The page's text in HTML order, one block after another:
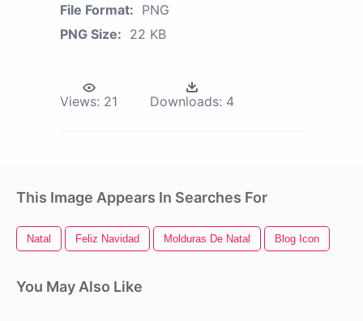
File Format: PNG
PNG Size: 22 KB
Views: 21 Downloads: 4
This Image Appears In Searches For
Natal Feliz Navidad Molduras De Natal Blog Icon
You May Also Like